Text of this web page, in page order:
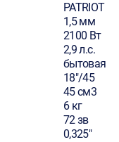
PATRIOT
1,5 мм
2100 Вт
2,9 л.с.
бытовая
18"/45
45 см3
6 кг
72 зв
0,325"